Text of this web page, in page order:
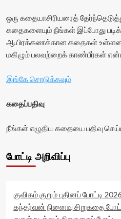
ஒரு கதையாசிரியரைத்
கதைகளையும் நீங்கள் இப்போது
ஆயிரக்கணக்கான கதைகள் உள்ளன,
மகிழும் பலவற்றைக் காண்பீர்கள்
இங்கே சொடுக்கவும்
கதைப்பதிவு
நீங்கள் எழுதிய கதையை பதிவு
போட்டி அறிவிப்பு
குவிகம் குறும் புதினப் போட்டி
கந்தர்வன் நினைவு சிறுகதை